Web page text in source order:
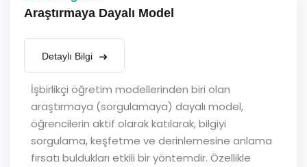
Araştırmaya Dayalı Model
Detaylı Bilgi
İşbirlikçi öğretim modellerinden biri olan
araştırmaya (sorgulamaya) dayalı model,
öğrencilerin aktif olarak katılarak, bilgiyi
sorgulama, keşfetme ve derinlemesine anlama
fırsatı buldukları etkili bir yöntemdir. Özellikle